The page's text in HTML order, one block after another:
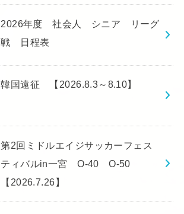
2026年度 社会人 シニア リーグ
戦 日程表
韓国遠征 【2026.8.3～8.10】
第2回ミドルエイジサッカーフェス
ティバルin一宮 O-40 O-50
【2026.7.26】